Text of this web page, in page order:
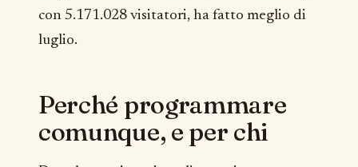
con 5.171.028 visitatori, ha fatto meglio di
luglio.
Perché programmare
comunque, e per chi